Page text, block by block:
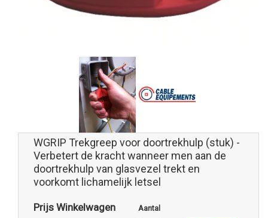
WGRIP Trekgreep voor doortrekhulp (stuk) -
Verbetert de kracht wanneer men aan de
doortrekhulp van glasvezel trekt en
voorkomt lichamelijk letsel
Prijs Winkelwagen Aantal